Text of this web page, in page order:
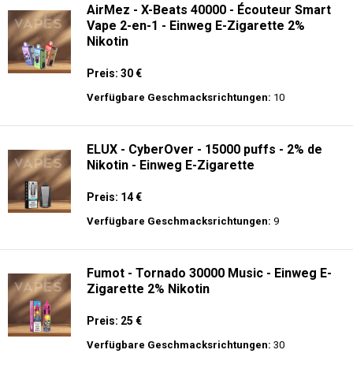
AirMez - X-Beats 40000 - Écouteur Smart
Vape 2-en-1 - Einweg E-Zigarette 2%
Nikotin
Preis: 30 €
Verfügbare Geschmacksrichtungen: 10
ELUX - CyberOver - 15000 puffs - 2% de
Nikotin - Einweg E-Zigarette
Preis: 14 €
Verfügbare Geschmacksrichtungen: 9
Fumot - Tornado 30000 Music - Einweg E-
Zigarette 2% Nikotin
Preis: 25 €
Verfügbare Geschmacksrichtungen: 30